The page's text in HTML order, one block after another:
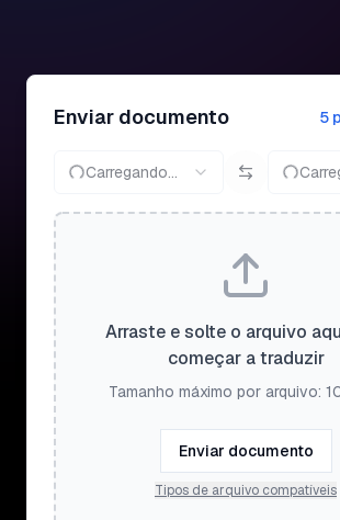
Enviar documento 5
Carregando...
Arraste e solte o arquivo
começar a traduzir
Tamanho máximo por arquivo:
Enviar documento
Tipos de arquivo compatíveis